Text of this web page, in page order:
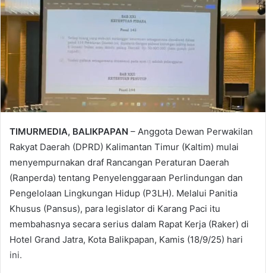
TIMURMEDIA, BALIKPAPAN – Anggota Dewan Perwakilan
Rakyat Daerah (DPRD) Kalimantan Timur (Kaltim) mulai
menyempurnakan draf Rancangan Peraturan Daerah
(Ranperda) tentang Penyelenggaraan Perlindungan dan
Pengelolaan Lingkungan Hidup (P3LH). Melalui Panitia
Khusus (Pansus), para legislator di Karang Paci itu
membahasnya secara serius dalam Rapat Kerja (Raker) di
Hotel Grand Jatra, Kota Balikpapan, Kamis (18/9/25) hari
ini.